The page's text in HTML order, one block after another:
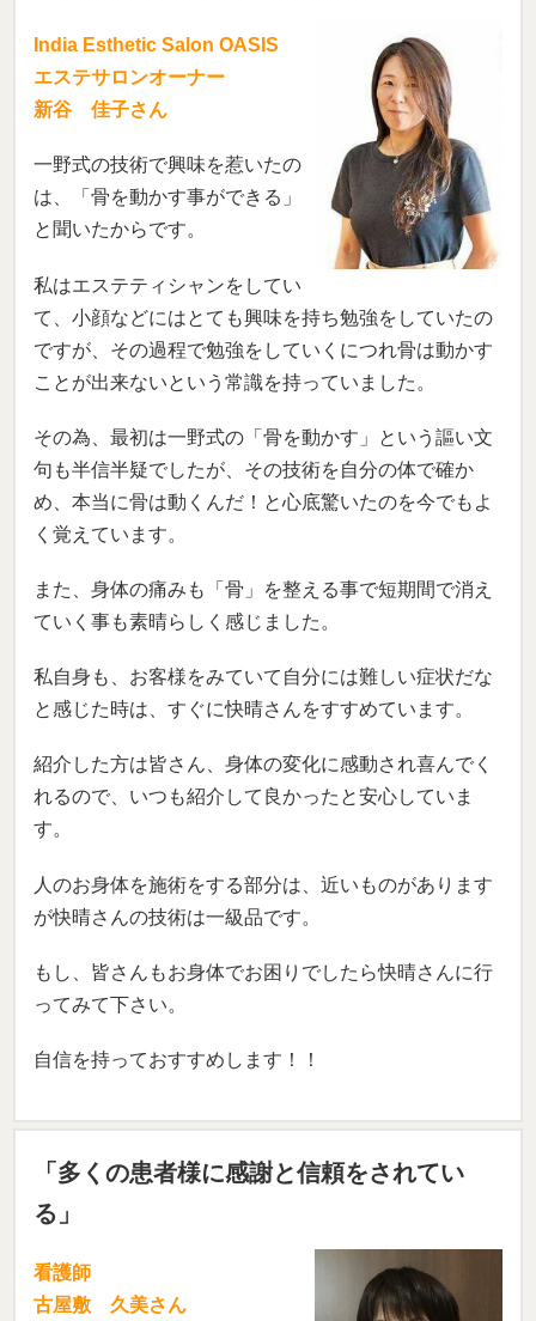
India Esthetic Salon OASIS
エステサロンオーナー
新谷 佳子さん
一野式の技術で興味を惹いたの
は、「骨を動かす事ができる」
と聞いたからです。
私はエステティシャンをしてい
て、小顔などにはとても興味を持ち勉強をしていたの
ですが、その過程で勉強をしていくにつれ骨は動かす
ことが出来ないという常識を持っていました。
その為、最初は一野式の「骨を動かす」という謳い文
句も半信半疑でしたが、その技術を自分の体で確か
め、本当に骨は動くんだ！と心底驚いたのを今でもよ
く覚えています。
また、身体の痛みも「骨」を整える事で短期間で消え
ていく事も素晴らしく感じました。
私自身も、お客様をみていて自分には難しい症状だな
と感じた時は、すぐに快晴さんをすすめています。
紹介した方は皆さん、身体の変化に感動され喜んでく
れるので、いつも紹介して良かったと安心していま
す。
人のお身体を施術をする部分は、近いものがあります
が快晴さんの技術は一級品です。
もし、皆さんもお身体でお困りでしたら快晴さんに行
ってみて下さい。
自信を持っておすすめします！！
「多くの患者様に感謝と信頼をされてい
る」
看護師
古屋敷 久美さん